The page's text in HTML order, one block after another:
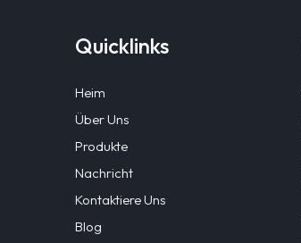
Quicklinks
Heim
Über Uns
Produkte
Nachricht
Kontaktiere Uns
Blog